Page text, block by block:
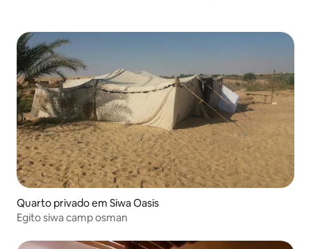
Quarto privado em Siwa Oasis
Egito siwa camp osman